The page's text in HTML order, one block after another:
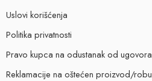
Uslovi korišćenja
Politika privatnosti
Pravo kupca na odustanak od ugovora
Reklamacije na oštećen proizvod/robu